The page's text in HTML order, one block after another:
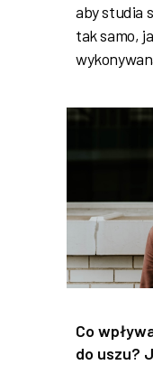
aby studia
tak samo,
Co
do uszu?